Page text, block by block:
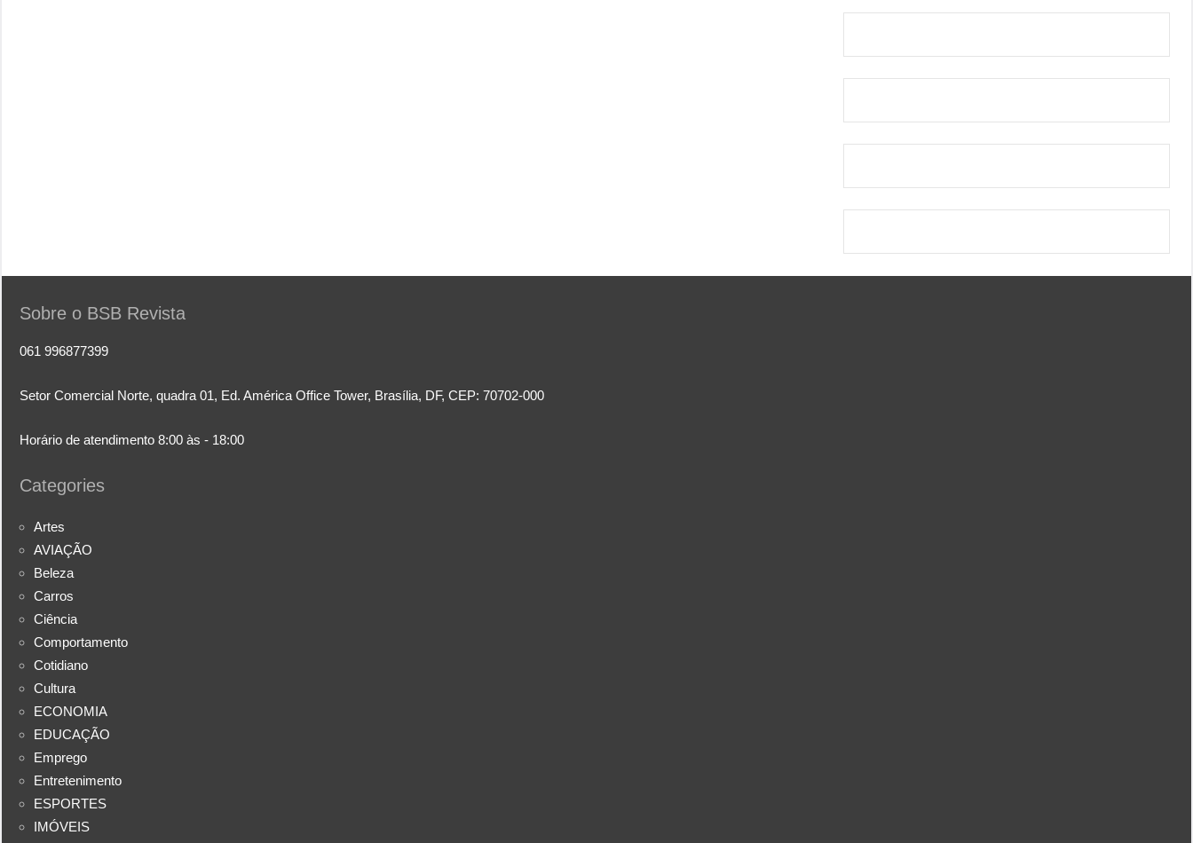
Sobre o BSB Revista
061 996877399
Setor Comercial Norte, quadra 01, Ed. América Office Tower, Brasília, DF, CEP: 70702-000
Horário de atendimento 8:00 às - 18:00
Categories
Artes
AVIAÇÃO
Beleza
Carros
Ciência
Comportamento
Cotidiano
Cultura
ECONOMIA
EDUCAÇÃO
Emprego
Entretenimento
ESPORTES
IMÓVEIS